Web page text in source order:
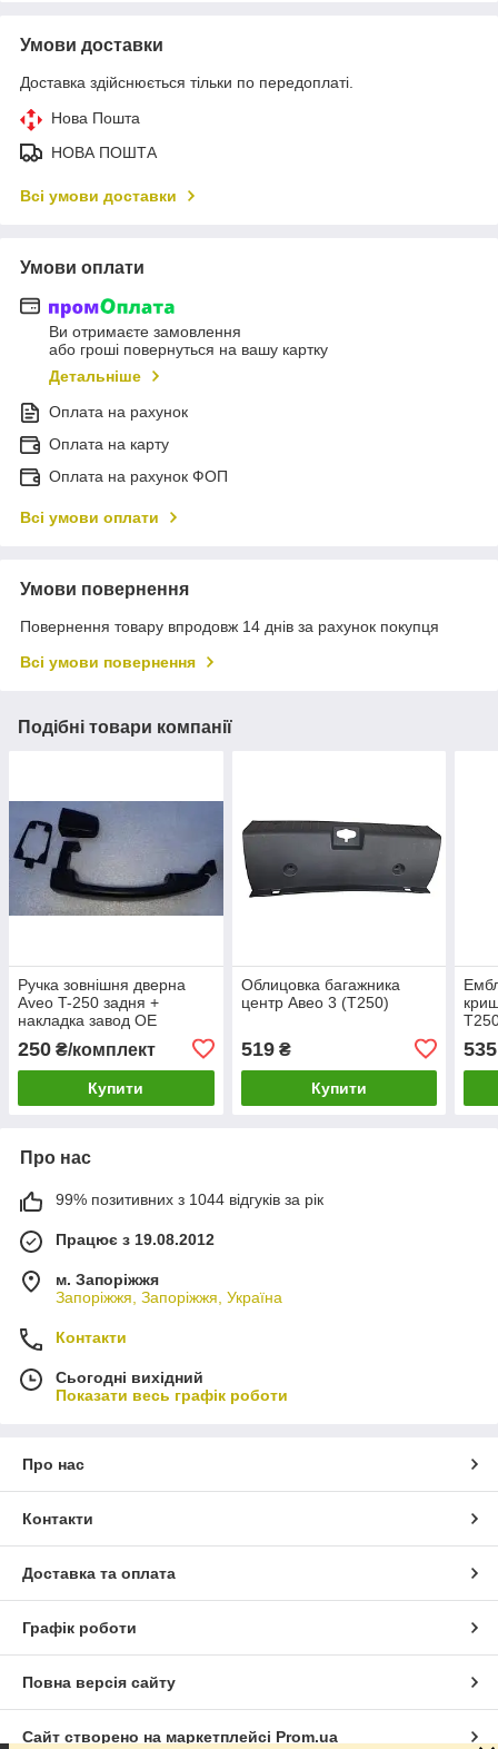
Умови доставки
Доставка здійснюється тільки по передоплаті.
Нова Пошта
НОВА ПОШТА
Всі умови доставки
Умови оплати
Ви отримаєте замовлення
або гроші повернуться на вашу картку
Детальніше
Оплата на рахунок
Оплата на карту
Оплата на рахунок ФОП
Всі умови оплати
Умови повернення
Повернення товару впродовж 14 днів за рахунок покупця
Всі умови повернення
Подібні товари компанії
Ручка зовнішня дверна
Aveo T-250 задня +
накладка завод OE
250 ₴/комплект
Купити
Облицовка багажника
центр Авео 3 (T250)
519₴
Купити
535
Про нас
99% позитивних з 1044 відгуків за рік
Працює з 19.08.2012
м. Запоріжжя
Запоріжжя, Запоріжжя, Україна
Контакти
Сьогодні вихідний
Показати весь графік роботи
Про нас
Контакти
Доставка та оплата
Графік роботи
Повна версія сайту
Сайт створено на маркетплейсі Prom.ua